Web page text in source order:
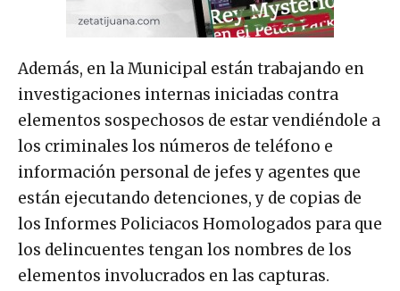
Además, en la Municipal están trabajando en
investigaciones internas iniciadas contra
elementos sospechosos de estar vendiéndole a
los criminales los números de teléfono e
información personal de jefes y agentes que
están ejecutando detenciones, y de copias de
los Informes Policiacos Homologados para que
los delincuentes tengan los nombres de los
elementos involucrados en las capturas.